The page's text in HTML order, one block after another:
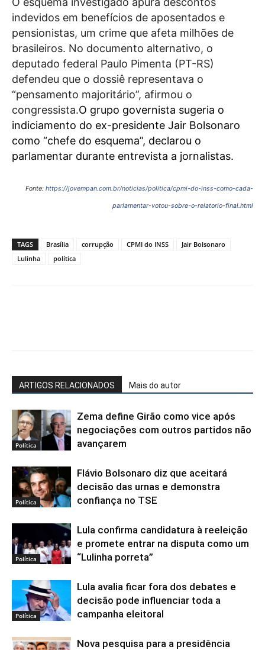
indevidos em benefícios de aposentados e
pensionistas, um crime que afeta milhões de
brasileiros. No documento alternativo, o
deputado federal Paulo Pimenta (PT-RS)
defendeu que o dossiê representava o
“pensamento majoritário”, afirmou o
congressista.O grupo governista sugeria o
indiciamento do ex-presidente Jair Bolsonaro
como “chefe do esquema”, declarou o
parlamentar durante entrevista a jornalistas.
Fonte: https://jovempan.com.br/noticias/politica/cpmi-do-inss-como-cada-
parlamentar-votou-sobre-o-relatorio-final.html
TAGS Brasília corrupção CPMI do INSS
Jair Bolsonaro
Lulinha
política
ARTIGOS RELACIONADOS Mais do autor
Política
Zema define Girão como vice após
negociações com outros partidos não
avançarem
Política
Flávio Bolsonaro diz que aceitará
decisão das urnas e demonstra
confiança no TSE
Política
Lula confirma candidatura à reeleição
e promete entrar na disputa como um
“Lulinha porreta”
Política
Lula avalia ficar fora dos debates e
decisão pode influenciar toda a
campanha eleitoral
Nova pesquisa para a presidência